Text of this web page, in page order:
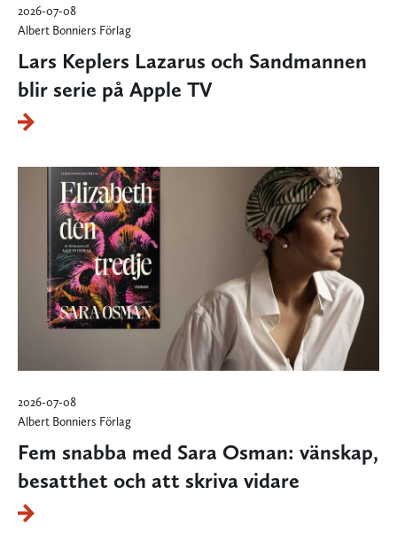
2026-07-08
Albert Bonniers Förlag
Lars Keplers Lazarus och Sandmannen
blir serie på Apple TV
2026-07-08
Albert Bonniers Förlag
Fem snabba med Sara Osman: vänskap,
besatthet och att skriva vidare